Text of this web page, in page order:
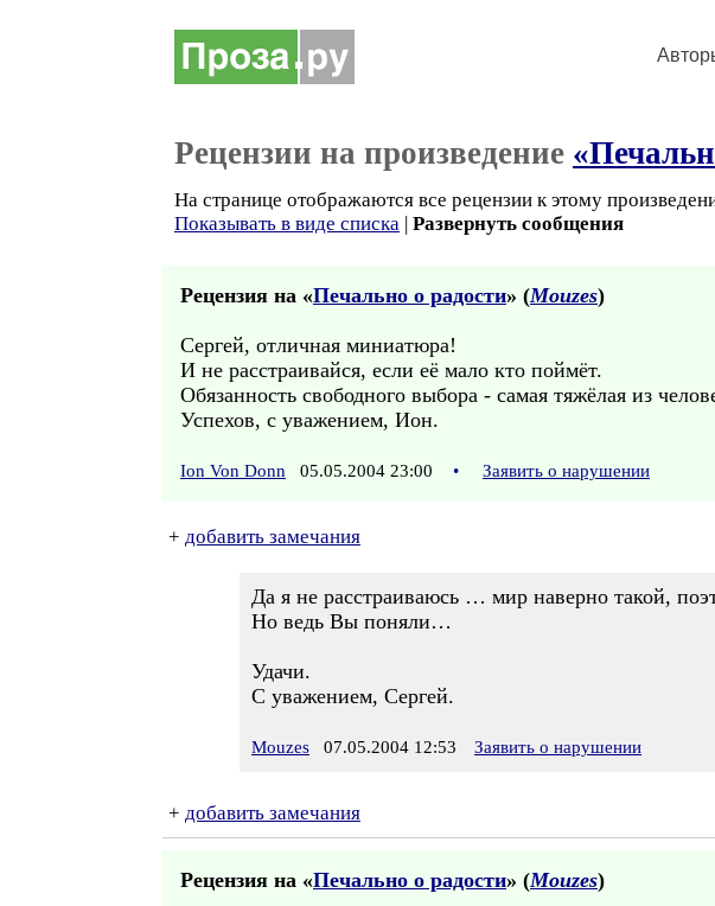
Рецензии на произведение
На странице отображаются все рецензии к этому
Показывать в виде списка | Развернуть сообщения
Рецензия на «Печально о радости» (Mouzes)
Сергей, отличная миниатюра!
И не расстраивайся, если её мало кто поймёт.
Обязанность свободного выбора - самая тяжёлая из
Успехов, с уважением, Ион.
Ion Von Donn 05.05.2004 23:00 • Заявить о нарушении
+ добавить замечания
Да я не расстраиваюсь … мир наверно такой,
Но ведь Вы поняли…
Удачи.
С уважением, Сергей.
Mouzes 07.05.2004 12:53 Заявить о нарушении
+ добавить замечания
Рецензия на «Печально о радости» (Mouzes)